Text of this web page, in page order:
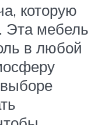
которую
Эта мебель
в любой